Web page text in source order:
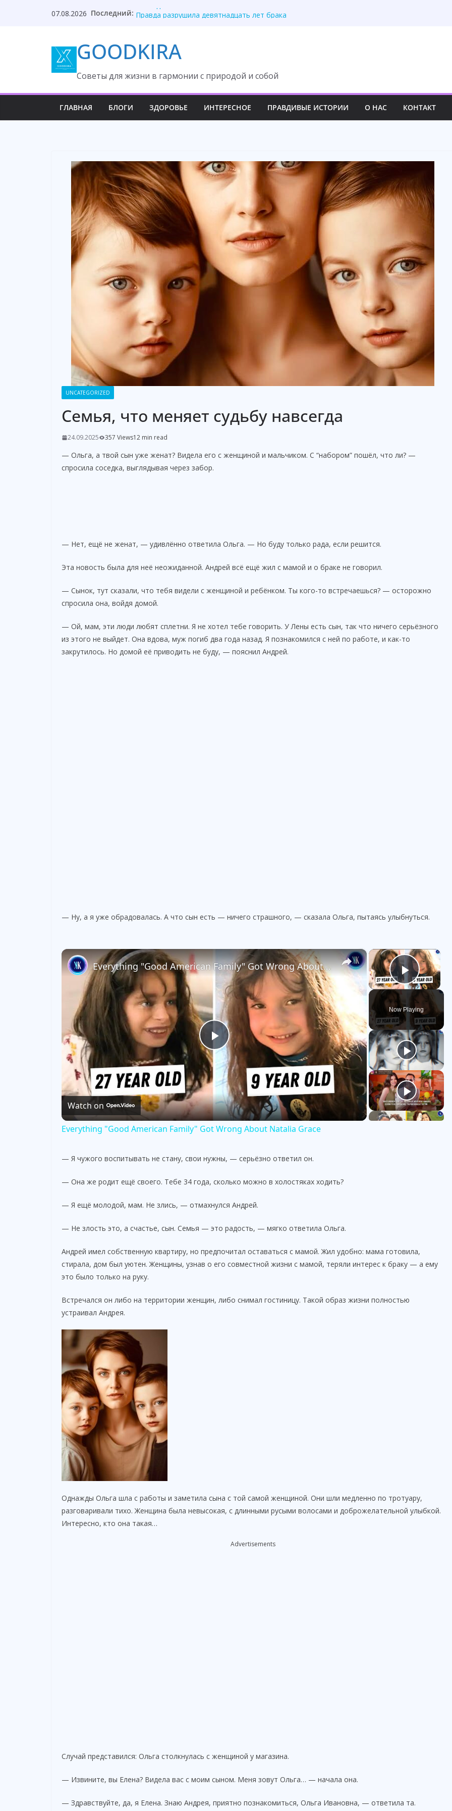
07.08.2026 Последний: Развод из-за миллиона оказался ошибкой
Жена молчала годами, пока не услышала правду
Отец нашёл дочь благодаря анализу ДНК
GOODKIRA
Cоветы для жизни в гармонии с природой и собой
ГЛАВНАЯ БЛОГИ ЗДОРОВЬЕ ИНТЕРЕСНОЕ ПРАВДИВЫЕ ИСТОРИИ О НАС КОНТАКТ
UNCATEGORIZED
Семья, что меняет судьбу навсегда
24.09.2025 357 Views12 min read
— Ольга, а твой сын уже женат? Видела его с женщиной и мальчиком. С “набором” пошёл, что ли? —
спросила соседка, выглядывая через забор.
— Нет, ещё не женат, — удивлённо ответила Ольга. — Но буду только рада, если решится.
Эта новость была для неё неожиданной. Андрей всё ещё жил с мамой и о браке не говорил.
— Сынок, тут сказали, что тебя видели с женщиной и ребёнком. Ты кого-то встречаешься? — осторожно
спросила она, войдя домой.
— Ой, мам, эти люди любят сплетни. Я не хотел тебе говорить. У Лены есть сын, так что ничего серьёзного
из этого не выйдет. Она вдова, муж погиб два года назад. Я познакомился с ней по работе, и как-то
закрутилось. Но домой её приводить не буду, — пояснил Андрей.
— Ну, а я уже обрадовалась. А что сын есть — ничего страшного, — сказала Ольга, пытаясь улыбнуться.
×
Play
Now Playing
×
P
l
a
i
d
e
Everything "Good American Family" Got Wrong About Natalia Grace
Watch on
Everything "Good American Family" Got Wrong About Natalia Grace
— Я чужого воспитывать не стану, свои нужны, — серьёзно ответил он.
— Она же родит ещё своего. Тебе 34 года, сколько можно в холостяках ходить?
— Я ещё молодой, мам. Не злись, — отмахнулся Андрей.
— Не злость это, а счастье, сын. Семья — это радость, — мягко ответила Ольга.
Андрей имел собственную квартиру, но предпочитал оставаться с мамой. Жил удобно: мама готовила,
стирала, дом был уютен. Женщины, узнав о его совместной жизни с мамой, теряли интерес к браку — а ему
это было только на руку.
Встречался он либо на территории женщин, либо снимал гостиницу. Такой образ жизни полностью
устраивал Андрея.
Однажды Ольга шла с работы и заметила сына с той самой женщиной. Они шли медленно по тротуару,
разговаривали тихо. Женщина была невысокая, с длинными русыми волосами и доброжелательной улыбкой.
Интересно, кто она такая…
Advertisements
Случай представился: Ольга столкнулась с женщиной у магазина.
— Извините, вы Елена? Видела вас с моим сыном. Меня зовут Ольга… — начала она.
— Здравствуйте, да, я Елена. Знаю Андрея, приятно познакомиться, Ольга Ивановна, — ответила та.